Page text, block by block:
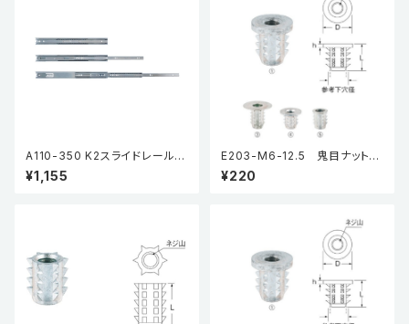
A110-350 K2スライドレール K
P (3段引・引抜タイプ) (2本入)
¥1,155
E203-M6-12.5 鬼目ナットB
タイプ（5個入り）
¥220